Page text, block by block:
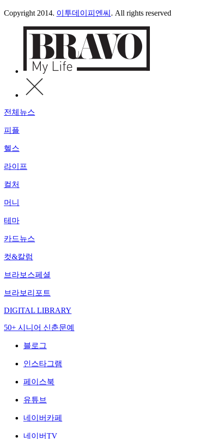
Copyright 2014. 이투데이피엔씨 . All rights reserved
전체뉴스
피플
헬스
라이프
컬처
머니
테마
카드뉴스
컷&칼럼
브라보스페셜
브라보리포트
DIGITAL LIBRARY
50+ 시니어 신춘문예
블로그
인스타그램
페이스북
유튜브
네이버카페
네이버TV